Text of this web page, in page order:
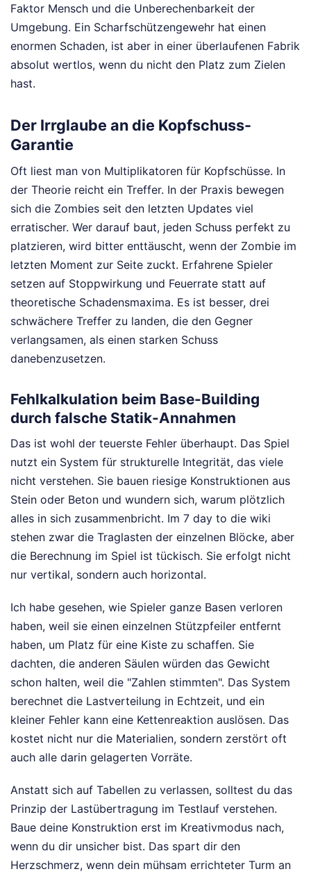
Faktor Mensch und die Unberechenbarkeit der
Umgebung. Ein Scharfschützengewehr hat einen
enormen Schaden, ist aber in einer überlaufenen Fabrik
absolut wertlos, wenn du nicht den Platz zum Zielen
hast.
Der Irrglaube an die Kopfschuss-
Garantie
Oft liest man von Multiplikatoren für Kopfschüsse. In
der Theorie reicht ein Treffer. In der Praxis bewegen
sich die Zombies seit den letzten Updates viel
erratischer. Wer darauf baut, jeden Schuss perfekt zu
platzieren, wird bitter enttäuscht, wenn der Zombie im
letzten Moment zur Seite zuckt. Erfahrene Spieler
setzen auf Stoppwirkung und Feuerrate statt auf
theoretische Schadensmaxima. Es ist besser, drei
schwächere Treffer zu landen, die den Gegner
verlangsamen, als einen starken Schuss
danebenzusetzen.
Fehlkalkulation beim Base-Building
durch falsche Statik-Annahmen
Das ist wohl der teuerste Fehler überhaupt. Das Spiel
nutzt ein System für strukturelle Integrität, das viele
nicht verstehen. Sie bauen riesige Konstruktionen aus
Stein oder Beton und wundern sich, warum plötzlich
alles in sich zusammenbricht. Im 7 day to die wiki
stehen zwar die Traglasten der einzelnen Blöcke, aber
die Berechnung im Spiel ist tückisch. Sie erfolgt nicht
nur vertikal, sondern auch horizontal.
Ich habe gesehen, wie Spieler ganze Basen verloren
haben, weil sie einen einzelnen Stützpfeiler entfernt
haben, um Platz für eine Kiste zu schaffen. Sie
dachten, die anderen Säulen würden das Gewicht
schon halten, weil die "Zahlen stimmten". Das System
berechnet die Lastverteilung in Echtzeit, und ein
kleiner Fehler kann eine Kettenreaktion auslösen. Das
kostet nicht nur die Materialien, sondern zerstört oft
auch alle darin gelagerten Vorräte.
Anstatt sich auf Tabellen zu verlassen, solltest du das
Prinzip der Lastübertragung im Testlauf verstehen.
Baue deine Konstruktion erst im Kreativmodus nach,
wenn du dir unsicher bist. Das spart dir den
Herzschmerz, wenn dein mühsam errichteter Turm an